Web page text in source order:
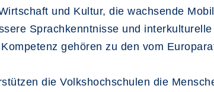
und Kultur, die wachsende
Sprachkenntnisse und
gehören zu den vom
die Volkshochschulen die